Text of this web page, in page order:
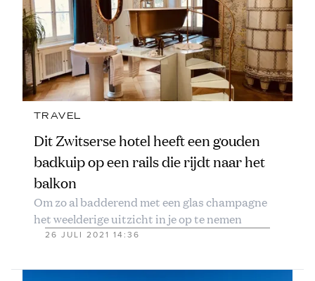
TRAVEL
Dit Zwitserse hotel heeft een gouden
badkuip op een rails die rijdt naar het
balkon
Om zo al badderend met een glas champagne
het weelderige uitzicht in je op te nemen
26 JULI 2021 14:36